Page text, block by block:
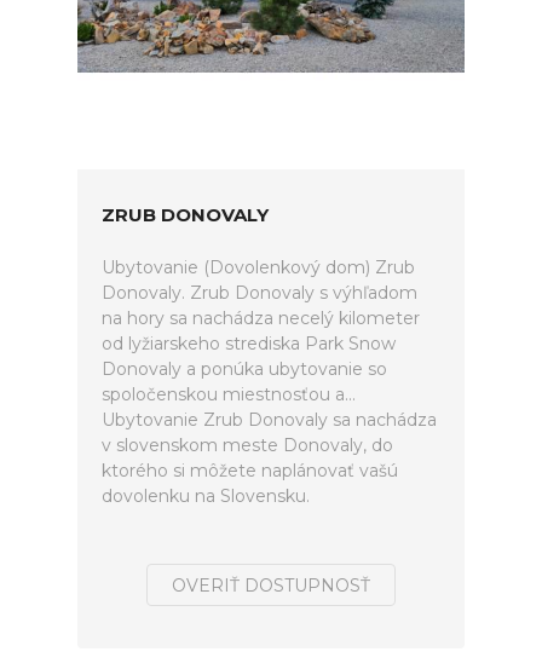
ZRUB DONOVALY
Ubytovanie (Dovolenkový dom) Zrub
Donovaly. Zrub Donovaly s výhľadom
na hory sa nachádza necelý kilometer
od lyžiarskeho strediska Park Snow
Donovaly a ponúka ubytovanie so
spoločenskou miestnosťou a...
Ubytovanie Zrub Donovaly sa nachádza
v slovenskom meste Donovaly, do
ktorého si môžete naplánovať vašú
dovolenku na Slovensku.
OVERIŤ DOSTUPNOSŤ